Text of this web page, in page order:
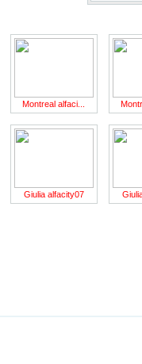
Montreal alfaci...
Giulia alfacity07